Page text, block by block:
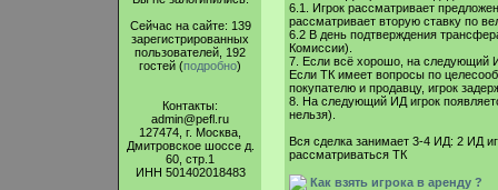
Сейчас на сайте: 139
зарегистрированных
пользователей, 192
гостей (подробно)
Контакты:
admin@pefl.ru
127474, г. Москва,
Дмитровское шоссе д.
60, стр.1
ИНН 501402018483
6.1. Игрок рассматривает
рассматривает вторую ставку по
6.2 В день подтверждения
Комиссии).
7. Если всё хорошо, на следующий
Если ТК имеет вопросы по
покупателю и продавцу, игрок
8. На следующий ИД игрок
нельзя).
Вся сделка занимает 3-4 ИД: 2 ИД
рассматриваться ТК
Как взять игрока в аренду ?